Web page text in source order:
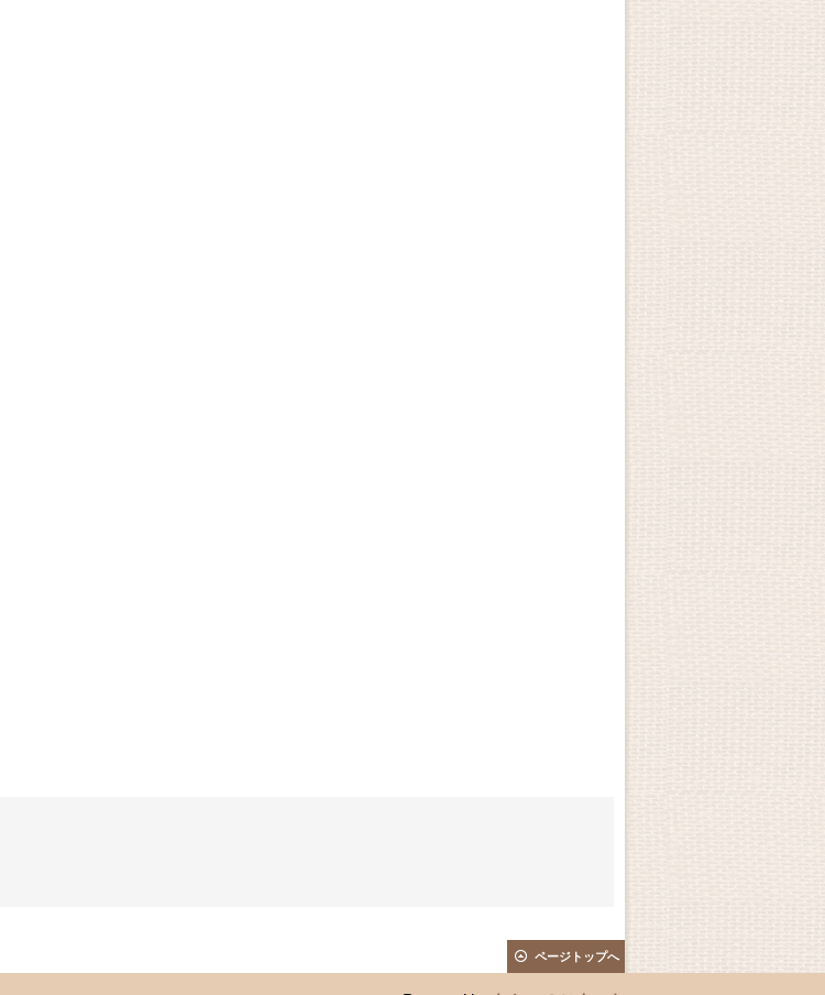
ページトップへ